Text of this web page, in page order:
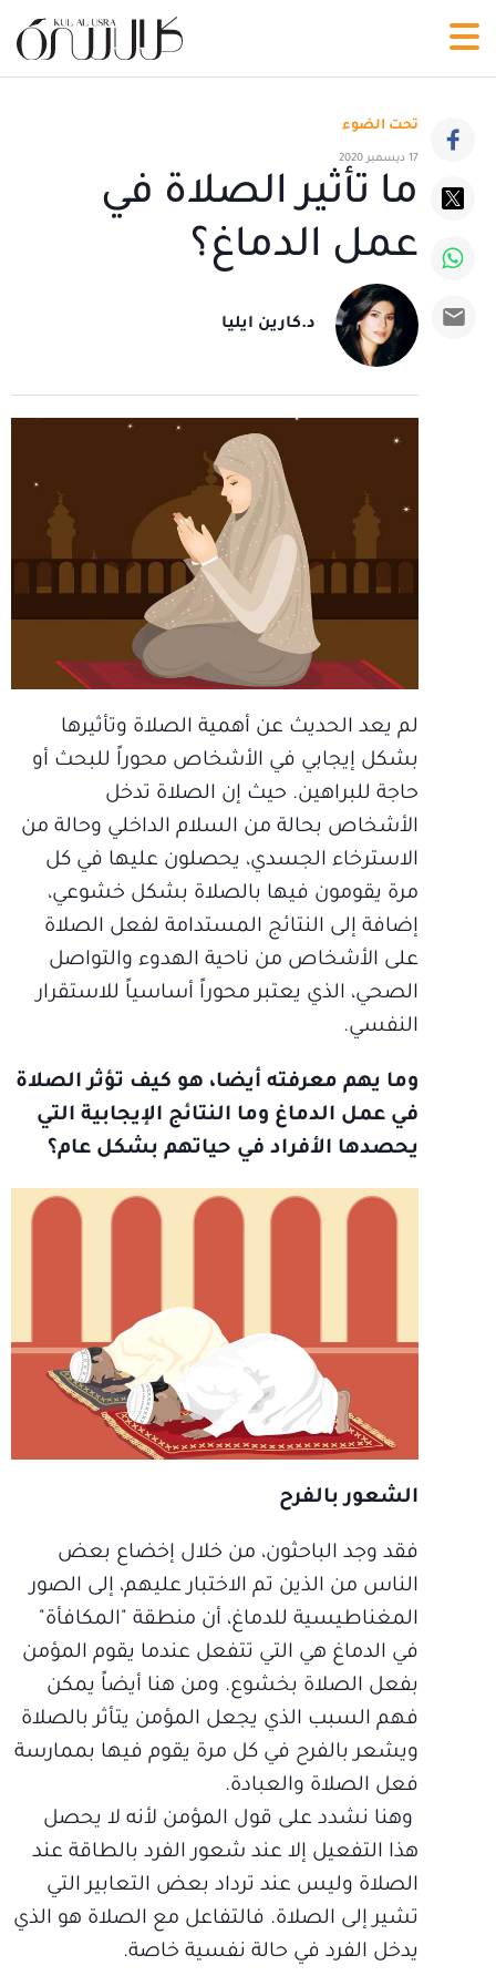
تحت الضوء
17 ديسمبر 2020
ما تأثير الصلاة في
عمل الدماغ؟
د.كارين ايليا
لم يعد الحديث عن أهمية الصلاة وتأثيرها
بشكل إيجابي في الأشخاص محوراً للبحث أو
حاجة للبراهين. حيث إن الصلاة تدخل
الأشخاص بحالة من السلام الداخلي وحالة من
الاسترخاء الجسدي، يحصلون عليها في كل
مرة يقومون فيها بالصلاة بشكل خشوعي،
إضافة إلى النتائج المستدامة لفعل الصلاة
على الأشخاص من ناحية الهدوء والتواصل
الصحي، الذي يعتبر محوراً أساسياً للاستقرار
النفسي.
وما يهم معرفته أيضا، هو كيف تؤثر الصلاة
في عمل الدماغ وما النتائج الإيجابية التي
يحصدها الأفراد في حياتهم بشكل عام؟
الشعور بالفرح
فقد وجد الباحثون، من خلال إخضاع بعض
الناس من الذين تم الاختبار عليهم، إلى الصور
المغناطيسية للدماغ، أن منطقة "المكافأة"
في الدماغ هي التي تتفعل عندما يقوم المؤمن
بفعل الصلاة بخشوع. ومن هنا أيضاً يمكن
فهم السبب الذي يجعل المؤمن يتأثر بالصلاة
ويشعر بالفرح في كل مرة يقوم فيها بممارسة
فعل الصلاة والعبادة.
وهنا نشدد على قول المؤمن لأنه لا يحصل
هذا التفعيل إلا عند شعور الفرد بالطاقة عند
الصلاة وليس عند ترداد بعض التعابير التي
تشير إلى الصلاة. فالتفاعل مع الصلاة هو الذي
يدخل الفرد في حالة نفسية خاصة.